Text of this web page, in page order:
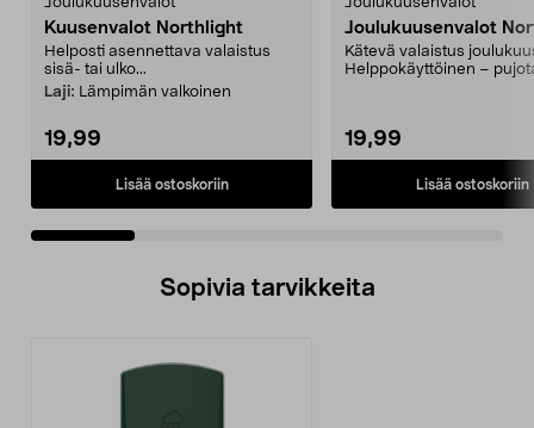
Kuusenvalot Northlight
Helposti asennettava valaistus
sisä- tai ulko...
Laji: Lämpimän valkoinen
19,99
Lisää ostoskoriin
Joulukuusenvalot
Kätevä valaistus
Helppokäyttöinen –
19,99
Lisää ostoskoriin
Sopivia tarvikkeita